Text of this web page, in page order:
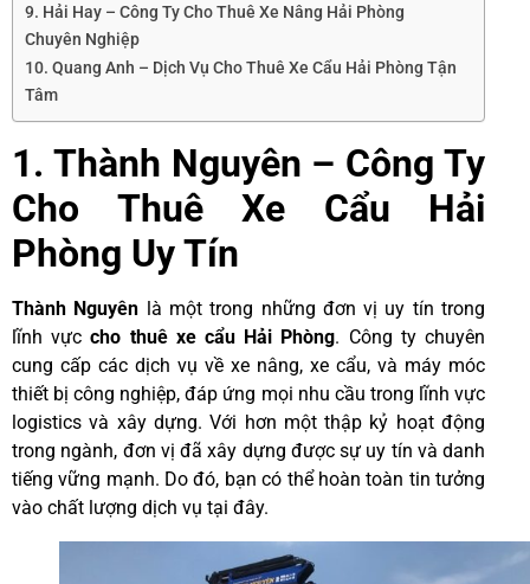
9. Hải Hay – Công Ty Cho Thuê Xe Nâng Hải Phòng
Chuyên Nghiệp
10. Quang Anh – Dịch Vụ Cho Thuê Xe Cẩu Hải Phòng Tận
Tâm
1. Thành Nguyên – Công Ty
Cho Thuê Xe Cẩu Hải
Phòng Uy Tín
Thành Nguyên là một trong những đơn vị uy tín trong
lĩnh vựccho thuê xe cẩu Hải Phòng. Công ty chuyên
cung cấp các dịch vụ về xe nâng, xe cẩu, và máy móc
thiết bị công nghiệp, đáp ứng mọi nhu cầu trong lĩnh vực
logistics và xây dựng. Với hơn một thập kỷ hoạt động
trong ngành, đơn vị đã xây dựng được sự uy tín và danh
tiếng vững mạnh. Do đó, bạn có thể hoàn toàn tin tưởng
vào chất lượng dịch vụ tại đây.